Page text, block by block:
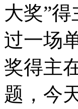
大奖”
过一场
奖得主
题，今